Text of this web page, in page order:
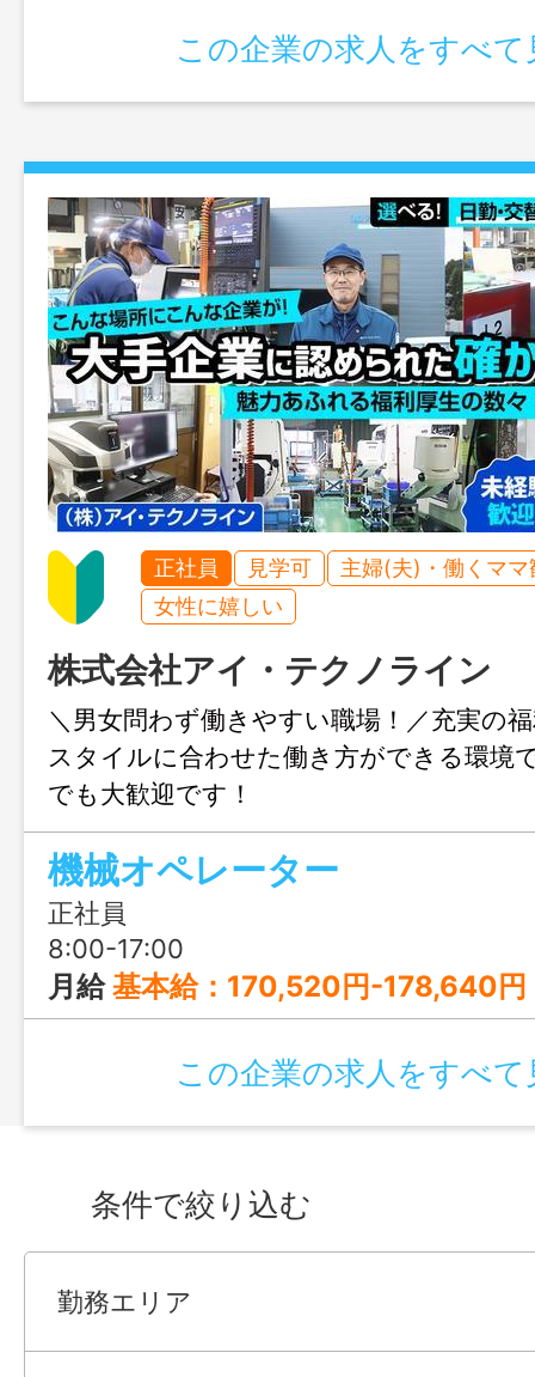
この企業の求人をすべて
正社員 見学可
主婦(夫)・働くママ
女性に嬉しい
株式会社アイ・テクノライン
＼男女問わず働きやすい職場！／充実の
スタイルに合わせた働き方ができる環境
でも大歓迎です！
機械オペレーター
正社員
8:00-17:00
月給基本給：170,520円-178,640円
この企業の求人をすべて
条件で絞り込む
勤務エリア